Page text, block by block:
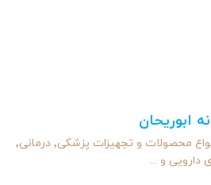
ابوریحان
فروش انواع محصولات و تجهیزات پزشکی٬ درمانی٬
دارویی و ...